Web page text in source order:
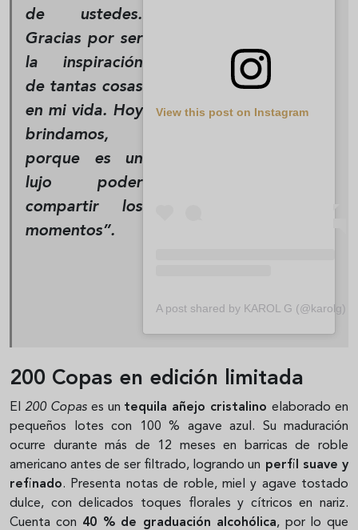
de ustedes.
Gracias por ser
la inspiración
de tantas cosas
en mi vida. Hoy
brindamos,
porque es un
lujo poder
compartir los
momentos”.
View this post on Instagram
A post shared by KAROL G (@karolg)
200 Copas en edición limitada
El 200 Copases un tequila añejo cristalinoelaborado en
pequeños lotes con 100 % agave azul. Su maduración
ocurre durante más de 12 meses en barricas de roble
americano antes de ser filtrado, logrando un perfil suave y
refinado. Presenta notas de roble, miel y agave tostado
dulce, con delicados toques florales y cítricos en nariz.
Cuenta con 40 % de graduación alcohólica, por lo que